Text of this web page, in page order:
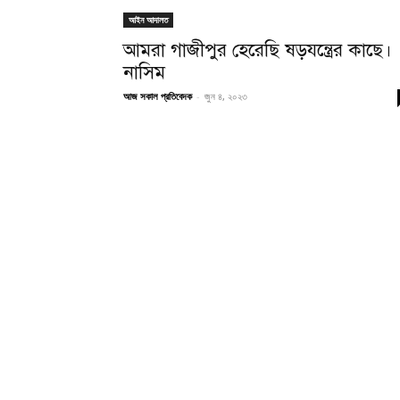
আইন আদালত
আমরা গাজীপুর হেরেছি ষড়যন্ত্রের কাছে।
নাসিম
আজ সকাল প্রতিবেদক - জুন ৪, ২০২৩